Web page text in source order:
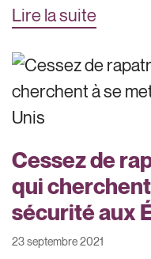
Lire la suite
Cessez de
qui
sécurité aux
23 septembre 2021